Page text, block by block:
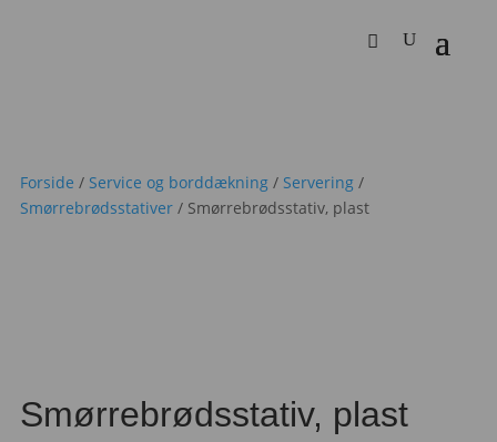
Forside / Service og borddækning / Servering /
Smørrebrødsstativer / Smørrebrødsstativ, plast
Smørrebrødsstativ, plast